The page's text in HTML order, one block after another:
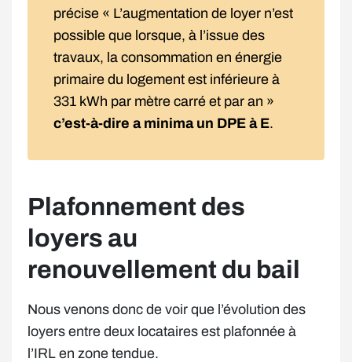
précise « L’augmentation de loyer n’est
possible que lorsque, à l’issue des
travaux, la consommation en énergie
primaire du logement est inférieure à
331 kWh par mètre carré et par an »
c’est-à-dire a minima un DPE à E.
Plafonnement des
loyers au
renouvellement du bail
Nous venons donc de voir que l’évolution des
loyers entre deux locataires est plafonnée à
l’IRL en zone tendue.